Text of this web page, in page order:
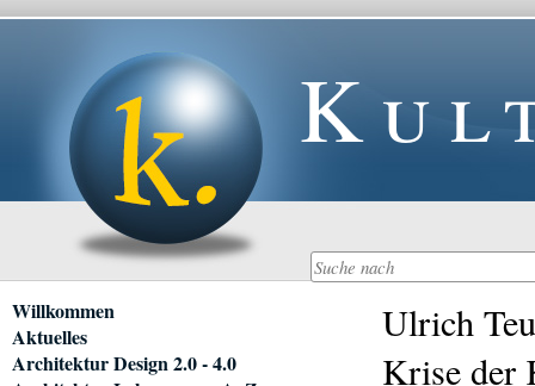
Ulrich
Krise der
Navigation
überspringen
Willkommen
Aktuelles
Architektur Design 2.0 - 4.0